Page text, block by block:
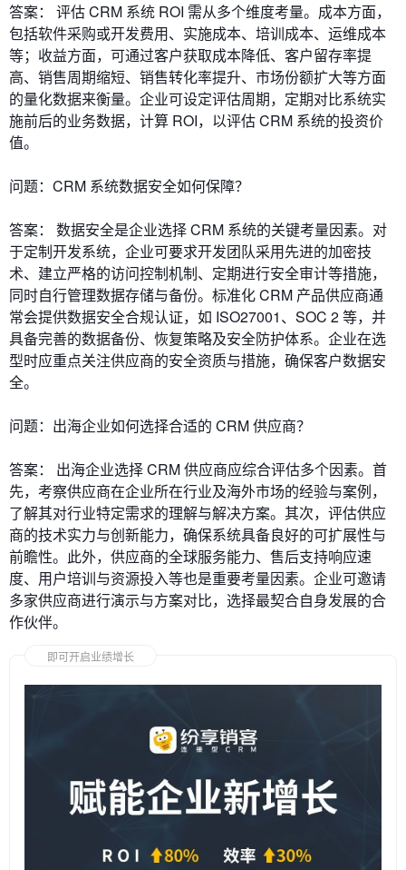
答案： 评估 CRM 系统 ROI 需从多个维度考量。成本方面，
包括软件采购或开发费用、实施成本、培训成本、运维成本
等；收益方面，可通过客户获取成本降低、客户留存率提
高、销售周期缩短、销售转化率提升、市场份额扩大等方面
的量化数据来衡量。企业可设定评估周期，定期对比系统实
施前后的业务数据，计算 ROI，以评估 CRM 系统的投资价
值。
问题：CRM 系统数据安全如何保障？
答案： 数据安全是企业选择 CRM 系统的关键考量因素。对
于定制开发系统，企业可要求开发团队采用先进的加密技
术、建立严格的访问控制机制、定期进行安全审计等措施，
同时自行管理数据存储与备份。标准化 CRM 产品供应商通
常会提供数据安全合规认证，如 ISO27001、SOC 2 等，并
具备完善的数据备份、恢复策略及安全防护体系。企业在选
型时应重点关注供应商的安全资质与措施，确保客户数据安
全。
问题：出海企业如何选择合适的 CRM 供应商？
答案： 出海企业选择 CRM 供应商应综合评估多个因素。首
先，考察供应商在企业所在行业及海外市场的经验与案例，
了解其对行业特定需求的理解与解决方案。其次，评估供应
商的技术实力与创新能力，确保系统具备良好的可扩展性与
前瞻性。此外，供应商的全球服务能力、售后支持响应速
度、用户培训与资源投入等也是重要考量因素。企业可邀请
多家供应商进行演示与方案对比，选择最契合自身发展的合
作伙伴。
即可开启业绩增长